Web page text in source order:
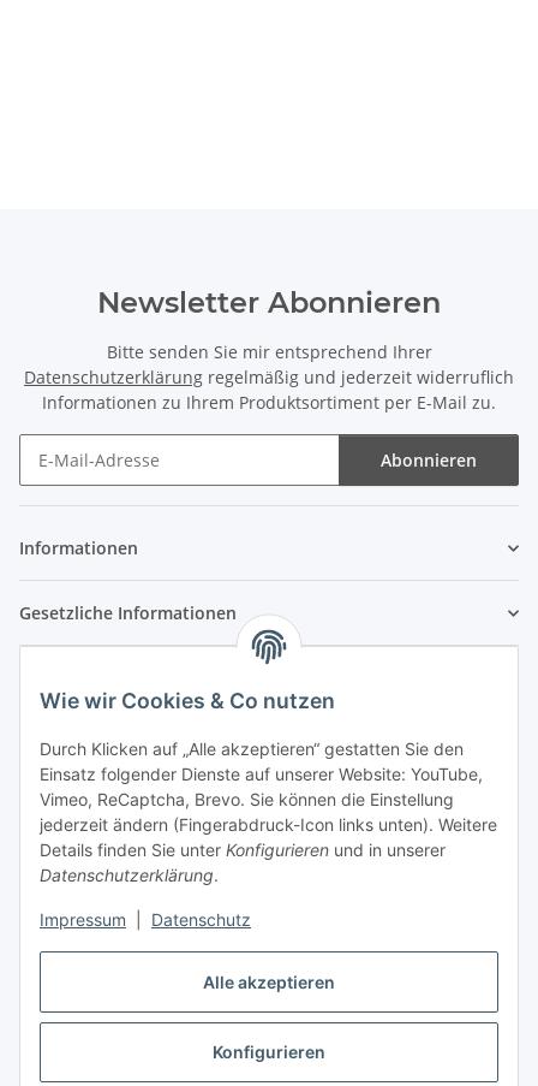
Alle akzeptieren
Konfigurieren
Wie wir Cookies & Co nutzen
Durch Klicken auf „Alle akzeptieren“ gestatten Sie den
Einsatz folgender Dienste auf unserer Website: YouTube,
Vimeo, ReCaptcha, Brevo. Sie können die Einstellung
jederzeit ändern (Fingerabdruck-Icon links unten). Weitere
Details finden Sie unter Konfigurieren und in unserer
Datenschutzerklärung.
Impressum Datenschutz
Newsletter Abonnieren
Bitte senden Sie mir entsprechend Ihrer
Datenschutzerklärung regelmäßig und jederzeit widerruflich
Informationen zu Ihrem Produktsortiment per E-Mail zu.
Abonnieren
Informationen
Gesetzliche Informationen
Vertrag widerrufen